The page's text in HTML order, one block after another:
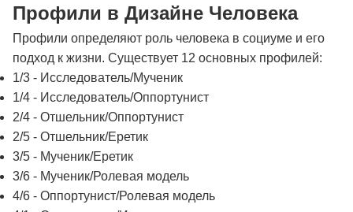
Профили в Дизайне Человека
Профили определяют роль человека в социуме и его
подход к жизни. Существует 12 основных профилей:
1/3 - Исследователь/Мученик
1/4 - Исследователь/Оппортунист
2/4 - Отшельник/Оппортунист
2/5 - Отшельник/Еретик
3/5 - Мученик/Еретик
3/6 - Мученик/Ролевая модель
4/6 - Оппортунист/Ролевая модель